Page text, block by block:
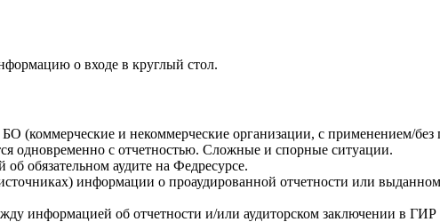
о входе в круглый стол.
(коммерческие и некоммерческие организации, с применением/
одновременно с отчетностью. Сложные и спорные ситуации.
обязательном аудите на Федресурсе.
) информации о проаудированной отчетности или
информацией об отчетности и/или аудиторском заключении в